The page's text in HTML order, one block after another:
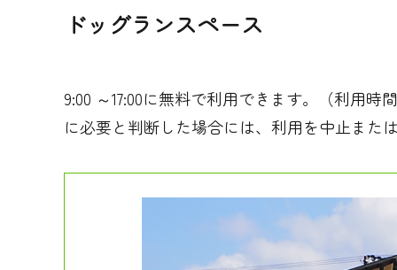
ドッグランスペース
9:00 ～17:00に無料で利用できます。（利用
に必要と判断した場合には、利用を中止また